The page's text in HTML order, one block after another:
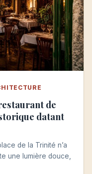
de
datant
de la Trinité n’a
une lumière douce,